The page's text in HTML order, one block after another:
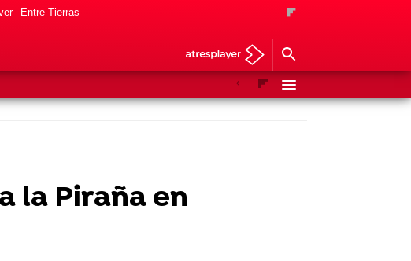
Entre Tierras
AnteriorSiguiente
la Piraña en